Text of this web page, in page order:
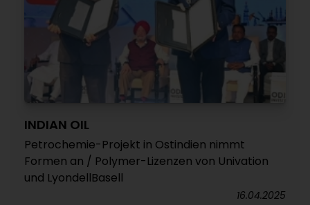
INDIAN OIL
Petrochemie-Projekt in Ostindien nimmt
Formen an / Polymer-Lizenzen von Univation
und LyondellBasell
16.04.2025